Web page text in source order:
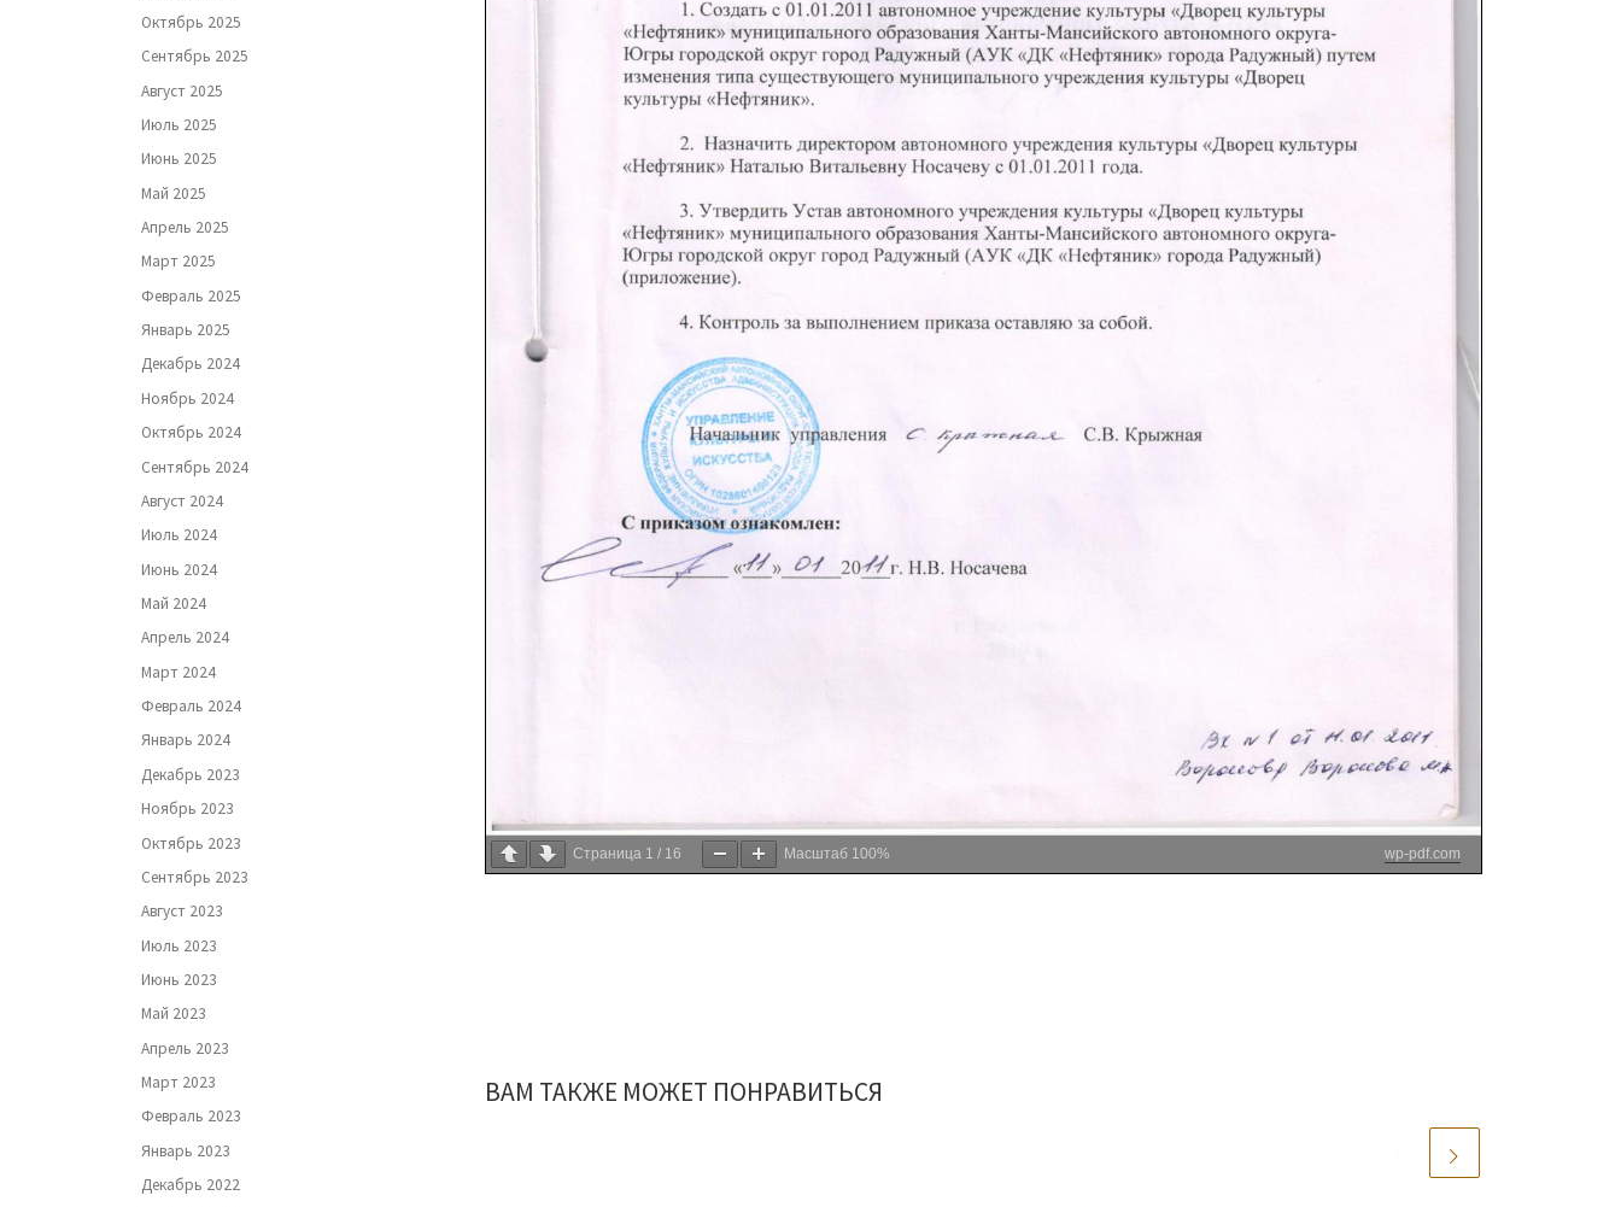
Страница 1 / 16 Масштаб 100% wp-pdf.com
ВАМ ТАКЖЕ МОЖЕТ ПОНРАВИТЬСЯ
Октябрь 2025
Сентябрь 2025
Август 2025
Июль 2025
Июнь 2025
Май 2025
Апрель 2025
Март 2025
Февраль 2025
Январь 2025
Декабрь 2024
Ноябрь 2024
Октябрь 2024
Сентябрь 2024
Август 2024
Июль 2024
Июнь 2024
Май 2024
Апрель 2024
Март 2024
Февраль 2024
Январь 2024
Декабрь 2023
Ноябрь 2023
Октябрь 2023
Сентябрь 2023
Август 2023
Июль 2023
Июнь 2023
Май 2023
Апрель 2023
Март 2023
Февраль 2023
Январь 2023
Декабрь 2022